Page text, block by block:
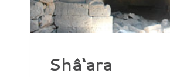
Shâ‘ara